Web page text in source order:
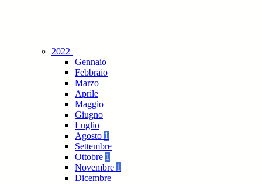
2022
Gennaio
Febbraio
Marzo
Aprile
Maggio
Giugno
Luglio
Agosto 1
Settembre
Ottobre 1
Novembre 1
Dicembre